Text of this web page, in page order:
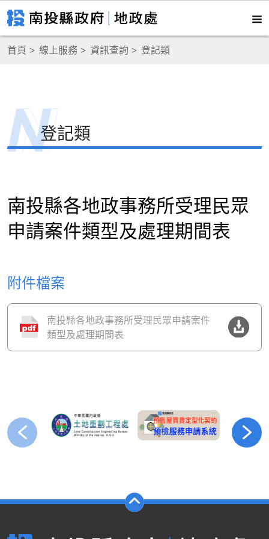
首頁 線上服務 資訊查詢 登記類
登記類
南投縣各地政事務所受理民眾
申請案件類型及處理期間表
附件檔案
南投縣各地政事務所受理民眾申請案件
類型及處理期間表